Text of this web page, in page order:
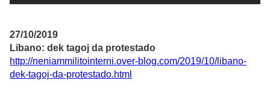
27/10/2019
Libano: dek tagoj da protestado
http://neniammilitointerni.over-blog.com/2019/10/libano-
dek-tagoj-da-protestado.html